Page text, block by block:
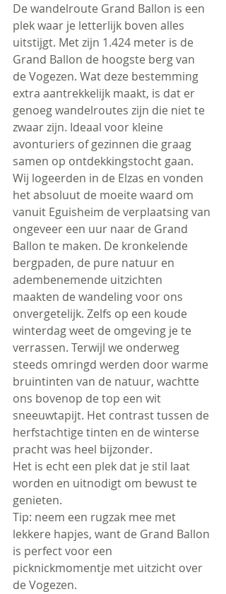
De wandelroute Grand Ballon is een
plek waar je letterlijk boven alles
uitstijgt. Met zijn 1.424 meter is de
Grand Ballon de hoogste berg van
de Vogezen. Wat deze bestemming
extra aantrekkelijk maakt, is dat er
genoeg wandelroutes zijn die niet te
zwaar zijn. Ideaal voor kleine
avonturiers of gezinnen die graag
samen op ontdekkingstocht gaan.
Wij logeerden in de Elzas en vonden
het absoluut de moeite waard om
vanuit Eguisheim de verplaatsing van
ongeveer een uur naar de Grand
Ballon te maken. De kronkelende
bergpaden, de pure natuur en
adembenemende uitzichten
maakten de wandeling voor ons
onvergetelijk. Zelfs op een koude
winterdag weet de omgeving je te
verrassen. Terwijl we onderweg
steeds omringd werden door warme
bruintinten van de natuur, wachtte
ons bovenop de top een wit
sneeuwtapijt. Het contrast tussen de
herfstachtige tinten en de winterse
pracht was heel bijzonder.
Het is echt een plek dat je stil laat
worden en uitnodigt om bewust te
genieten.
Tip: neem een rugzak mee met
lekkere hapjes, want de Grand Ballon
is perfect voor een
picknickmomentje met uitzicht over
de Vogezen.